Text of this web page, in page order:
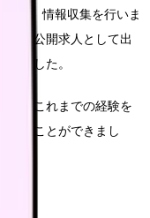
し、情報収集を行いま
、非公開求人として出
きました。
め、これまでの経験を
することができまし